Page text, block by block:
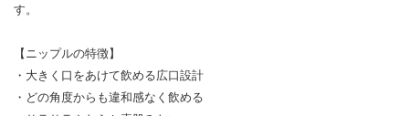
す。
【ニップルの特徴】
・大きく口をあけて飲める広口設計
・どの角度からも違和感なく飲める